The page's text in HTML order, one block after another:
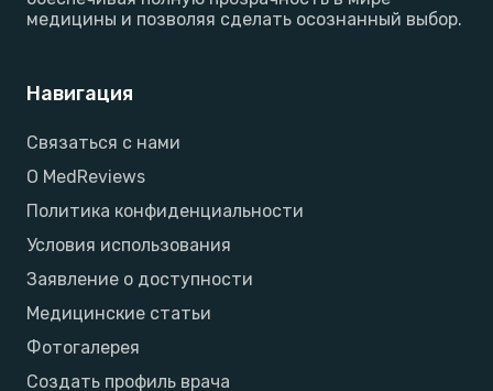
медицины и позволяя сделать осознанный выбор.
Навигация
Связаться с нами
О MedReviews
Политика конфиденциальности
Условия использования
Заявление о доступности
Медицинские статьи
Фотогалерея
Создать профиль врача